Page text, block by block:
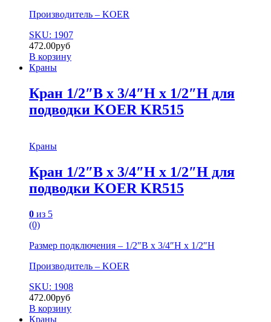
Производитель – KOER
SKU: 1907
472.00руб
В корзину
Краны
Кран 1/2″В х 3/4″Н х 1/2″Н для
подводки KOER KR515
Краны
Кран 1/2″В х 3/4″Н х 1/2″Н для
подводки KOER KR515
0 из 5
(0)
Размер подключения – 1/2″В х 3/4″Н х 1/2″Н
Производитель – KOER
SKU: 1908
472.00руб
В корзину
Краны